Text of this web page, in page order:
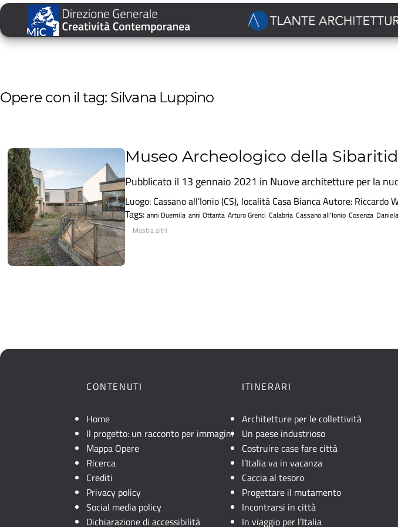
Opere con il tag: Silvana Luppino
Museo Archeologico della
Pubblicato il 13 gennaio 2021 in Nuove architetture per la
Luogo: Cassano all’Ionio (CS), località Casa Bianca Autore:
Tags: anni Duemila anni Ottanta Arturo Grenci Calabria Cassano all'Ionio Cosenza
Mostra altri
CONTENUTI
Home
Il progetto: un racconto per immagini
Mappa Opere
Ricerca
Crediti
Privacy policy
Social media policy
Dichiarazione di accessibilità
ITINERARI
Architetture per le collettività
Un paese industrioso
Costruire case fare città
l’Italia va in vacanza
Caccia al tesoro
Progettare il mutamento
Incontrarsi in città
In viaggio per l’Italia